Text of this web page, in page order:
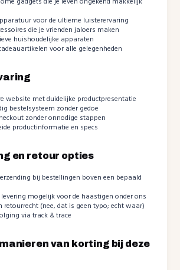
voor de ultieme luisterervaring
die je vrienden jaloers maken
huishoudelijke apparaten
voor alle gelegenheden
website met duidelijke productpresentatie
bestelsysteem zonder gedoe
zonder onnodige stappen
productinformatie en specs
en retour opties
bij bestellingen boven een bepaald
levering mogelijk voor de haastigen onder ons
retourrecht (nee, dat is geen typo; echt waar)
via track & trace
van korting bij deze